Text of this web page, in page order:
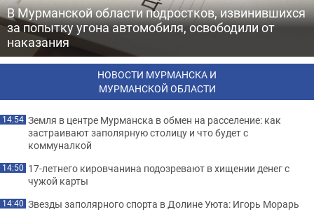
В Мурманской области подростков, извинившихся
за попытку угона автомобиля, освободили от
наказания
НОВОСТИ МУРМАНСКА И
МУРМАНСКОЙ ОБЛАСТИ
14:54 Земля в центре Мурманска в обмен на расселение: как
застраивают заполярную столицу и что будет с
коммуналкой
14:50 17-летнего кировчанина подозревают в хищении денег с
чужой карты
14:40 Звезды заполярного спорта в Долине Уюта: Игорь Морарь